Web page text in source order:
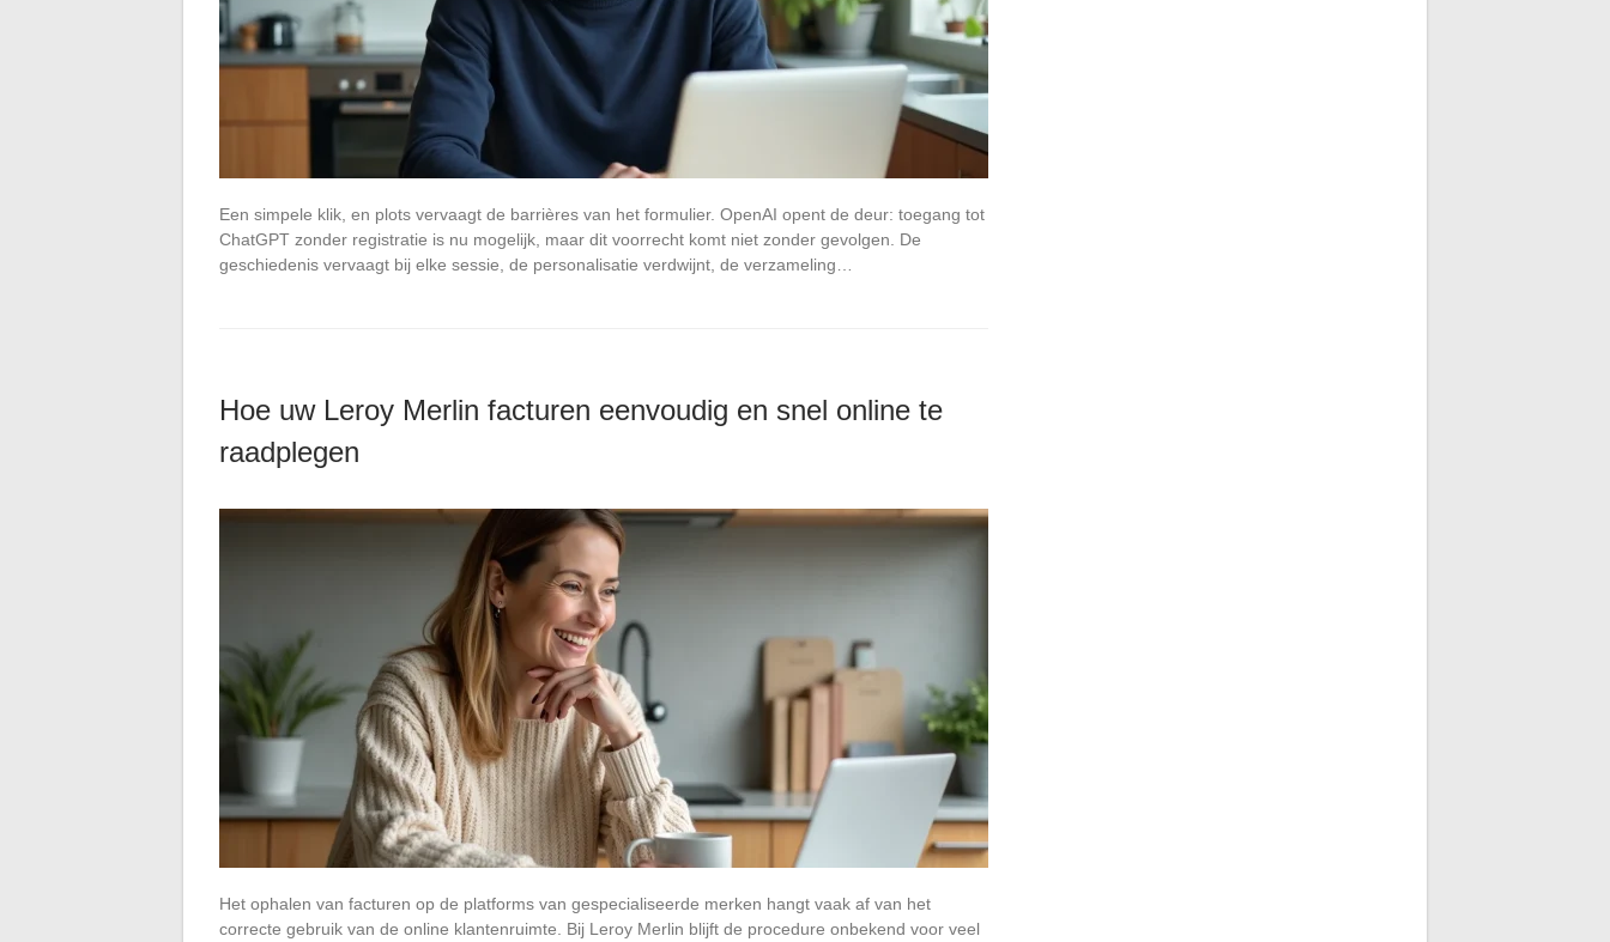
Een simpele klik, en plots vervaagt de barrières van het formulier. OpenAI opent de deur: toegang tot
ChatGPT zonder registratie is nu mogelijk, maar dit voorrecht komt niet zonder gevolgen. De
geschiedenis vervaagt bij elke sessie, de personalisatie verdwijnt, de verzameling…
Hoe uw Leroy Merlin facturen eenvoudig en snel online te
raadplegen
Het ophalen van facturen op de platforms van gespecialiseerde merken hangt vaak af van het
correcte gebruik van de online klantenruimte. Bij Leroy Merlin blijft de procedure onbekend voor veel